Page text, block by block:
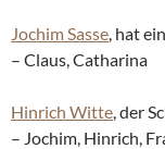
Jochim Sasse, hat
– Claus, Catharina
Hinrich Witte, der
– Jochim, Hinrich,